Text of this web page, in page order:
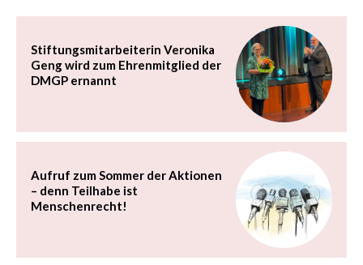
Stiftungsmitarbeiterin Veronika
Geng wird zum Ehrenmitglied der
DMGP ernannt
Aufruf zum Sommer der Aktionen
– denn Teilhabe ist
Menschenrecht!